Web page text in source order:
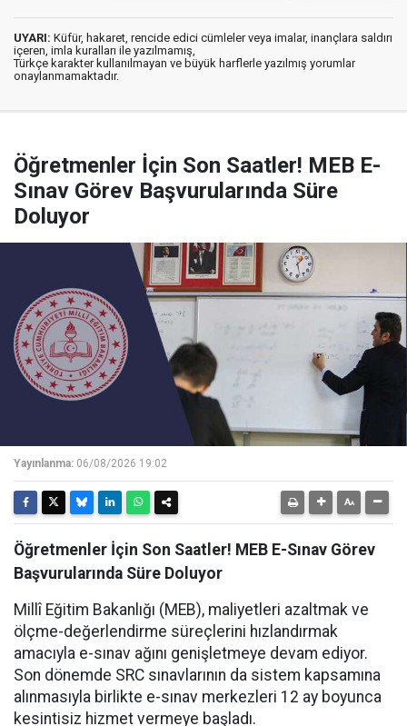
UYARI: Küfür, hakaret, rencide edici cümleler veya imalar, inançlara saldırı
içeren, imla kuralları ile yazılmamış,
Türkçe karakter kullanılmayan ve büyük harflerle yazılmış yorumlar
onaylanmamaktadır.
Öğretmenler İçin Son Saatler! MEB E-
Sınav Görev Başvurularında Süre
Doluyor
Yayınlanma: 06/08/2026 19:02
Öğretmenler İçin Son Saatler! MEB E-Sınav Görev
Başvurularında Süre Doluyor
Millî Eğitim Bakanlığı (MEB), maliyetleri azaltmak ve
ölçme-değerlendirme süreçlerini hızlandırmak
amacıyla e-sınav ağını genişletmeye devam ediyor.
Son dönemde SRC sınavlarının da sistem kapsamına
alınmasıyla birlikte e-sınav merkezleri 12 ay boyunca
kesintisiz hizmet vermeye başladı.